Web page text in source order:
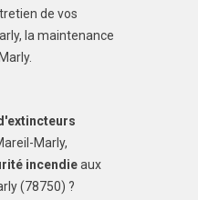
de vos
la maintenance
Marly,
incendieaux
(78750) ?